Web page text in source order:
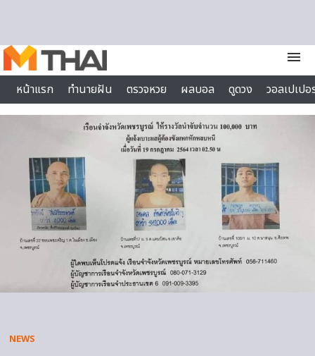
menu
หน้าแรก
ทำนายฝัน ตรวจหวย ผลบอล ดูดวง
วอลเปเป
ไลฟ์สไตล์
NEWS